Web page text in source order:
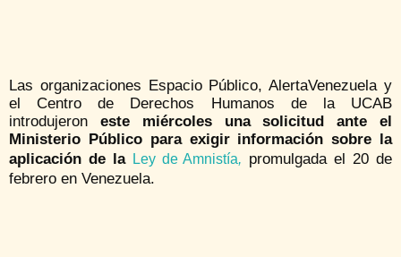
Las organizaciones Espacio Público, AlertaVenezuela y
el Centro de Derechos Humanos de la UCAB
introdujeron este miércoles una solicitud ante el
Ministerio Público para exigir información sobre la
aplicación de la Ley de Amnistía, promulgada el 20 de
febrero en Venezuela.